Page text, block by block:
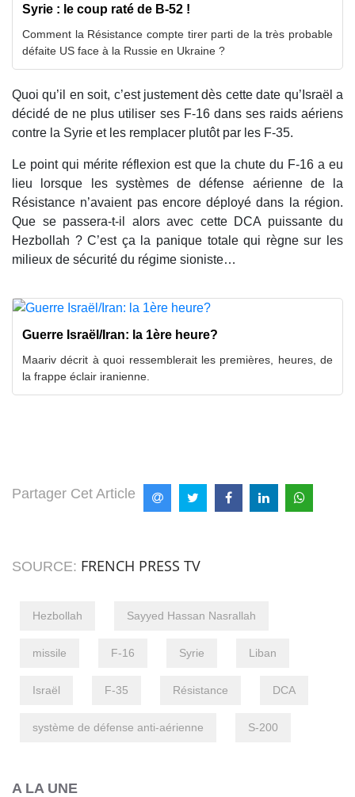
Syrie : le coup raté de B-52 !
Comment la Résistance compte tirer parti de la très probable
défaite US face à la Russie en Ukraine ?
Quoi qu’il en soit, c’est justement dès cette date qu’Israël a
décidé de ne plus utiliser ses F-16 dans ses raids aériens
contre la Syrie et les remplacer plutôt par les F-35.
Le point qui mérite réflexion est que la chute du F-16 a eu
lieu lorsque les systèmes de défense aérienne de la
Résistance n’avaient pas encore déployé dans la région.
Que se passera-t-il alors avec cette DCA puissante du
Hezbollah ? C’est ça la panique totale qui règne sur les
milieux de sécurité du régime sioniste…
Guerre Israël/Iran: la 1ère heure?
Maariv décrit à quoi ressemblerait les premières, heures, de
la frappe éclair iranienne.
Partager Cet Article
SOURCE: FRENCH PRESS TV
Hezbollah Sayyed Hassan Nasrallah
missile F-16 Syrie Liban
Israël F-35 Résistance DCA
système de défense anti-aérienne S-200
A LA UNE